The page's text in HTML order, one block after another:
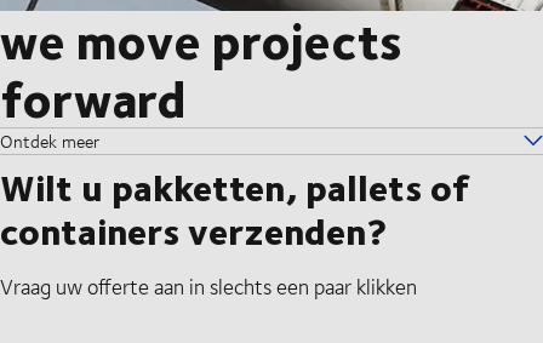
we move projects
forward
Ontdek meer
Wilt u pakketten, pallets of
containers verzenden?
Vraag uw offerte aan in slechts een paar klikken